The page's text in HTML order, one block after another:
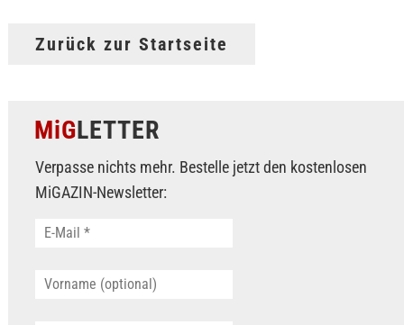
Zurück zur Startseite
MiGLETTER
Verpasse nichts mehr. Bestelle jetzt den kostenlosen
MiGAZIN-Newsletter: